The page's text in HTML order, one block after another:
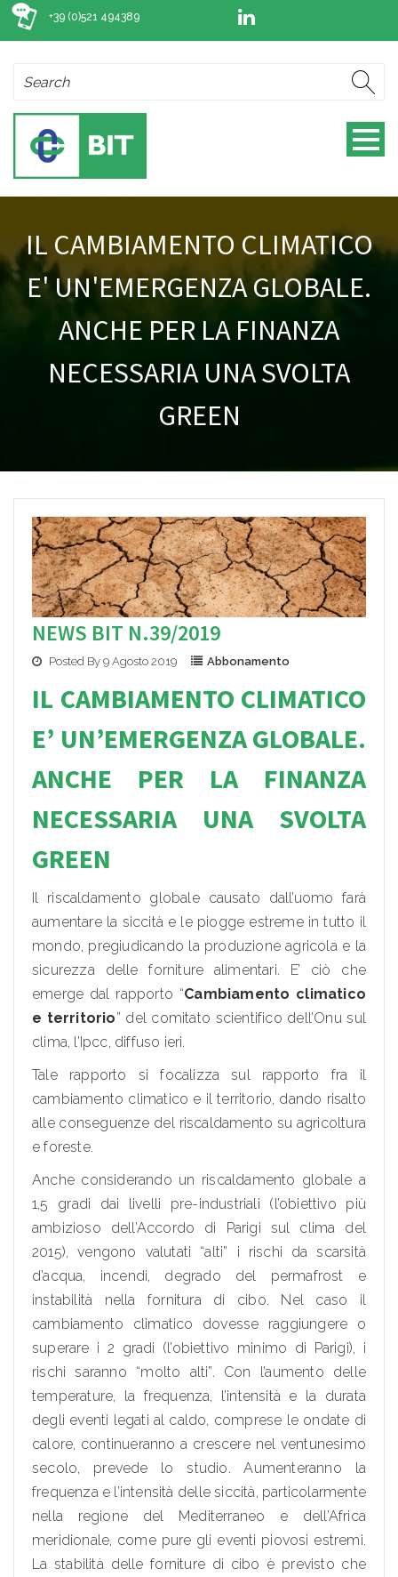
+39 (0)521 494389
IL CAMBIAMENTO CLIMATICO
E' UN'EMERGENZA GLOBALE.
ANCHE PER LA FINANZA
NECESSARIA UNA SVOLTA
GREEN
NEWS BIT N.39/2019
Posted By 9 Agosto 2019 Abbonamento
IL CAMBIAMENTO CLIMATICO
E’ UN’EMERGENZA GLOBALE.
ANCHE PER LA FINANZA
NECESSARIA UNA SVOLTA
GREEN
Il riscaldamento globale causato dall’uomo farà
aumentare la siccità e le piogge estreme in tutto il
mondo, pregiudicando la produzione agricola e la
sicurezza delle forniture alimentari. E’ ciò che
emerge dal rapporto “Cambiamento climatico
e territorio” del comitato scientifico dell’Onu sul
clima, l’Ipcc, diffuso ieri.
Tale rapporto si focalizza sul rapporto fra il
cambiamento climatico e il territorio, dando risalto
alle conseguenze del riscaldamento su agricoltura
e foreste.
Anche considerando un riscaldamento globale a
1,5 gradi dai livelli pre-industriali (l’obiettivo più
ambizioso dell’Accordo di Parigi sul clima del
2015), vengono valutati “alti” i rischi da scarsità
d’acqua, incendi, degrado del permafrost e
instabilità nella fornitura di cibo. Nel caso il
cambiamento climatico dovesse raggiungere o
superare i 2 gradi (l’obiettivo minimo di Parigi), i
rischi saranno “molto alti”. Con l’aumento delle
temperature, la frequenza, l’intensità e la durata
degli eventi legati al caldo, comprese le ondate di
calore, continueranno a crescere nel ventunesimo
secolo, prevede lo studio. Aumenteranno la
frequenza e l’intensità delle siccità, particolarmente
nella regione del Mediterraneo e dell’Africa
meridionale, come pure gli eventi piovosi estremi.
La stabilità delle forniture di cibo è previsto che